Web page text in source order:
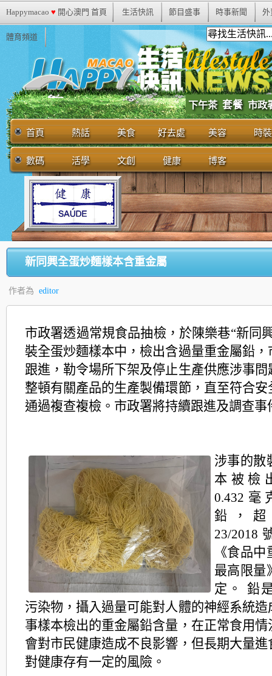
Happymacao ♥ 開心澳門 首頁 生活快訊 節目盛事 時事新聞 外
體育頻道
下午茶 套餐 市政
首頁 熱話 美食 好去處 美容 時裝
數碼 活學 文創 健康 博客
新同興全蛋炒麵樣本含重金屬
作者為 editor
市政署透過常規食品抽檢，於陳樂巷“新同
裝全蛋炒麵樣本中，檢出含過量重金屬鉛，
跟進，勒令場所下架及停止生產供應涉事問
整頓有關產品的生產製備環節，直至符合安
通過複查複檢。市政署將持續跟進及調查事
涉事的散
本被檢
0.432毫
鉛，
23/
《食品
最高限量
定。 鉛
污染物，攝入過量可能對人體的神經系統造
事樣本檢出的重金屬鉛含量，在正常食用情
會對市民健康造成不良影響，但長期大量進
對健康存有一定的風險。